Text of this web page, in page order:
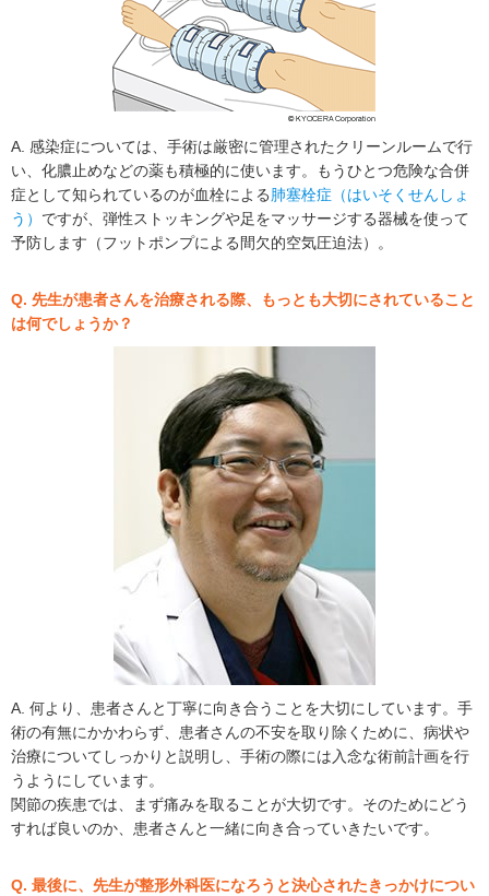
A. 感染症については、手術は厳密に管理されたクリーンルームで行
い、化膿止めなどの薬も積極的に使います。もうひとつ危険な合併
症として知られているのが血栓による肺塞栓症（はいそくせんしょ
う） ですが、弾性ストッキングや足をマッサージする器械を使って
予防します（フットポンプによる間欠的空気圧迫法）。
Q. 先生が患者さんを治療される際、もっとも大切にされていること
は何でしょうか？
A. 何より、患者さんと丁寧に向き合うことを大切にしています。手
術の有無にかかわらず、患者さんの不安を取り除くために、病状や
治療についてしっかりと説明し、手術の際には入念な術前計画を行
うようにしています。
関節の疾患では、まず痛みを取ることが大切です。そのためにどう
すれば良いのか、患者さんと一緒に向き合っていきたいです。
Q. 最後に、先生が整形外科医になろうと決心されたきっかけについ